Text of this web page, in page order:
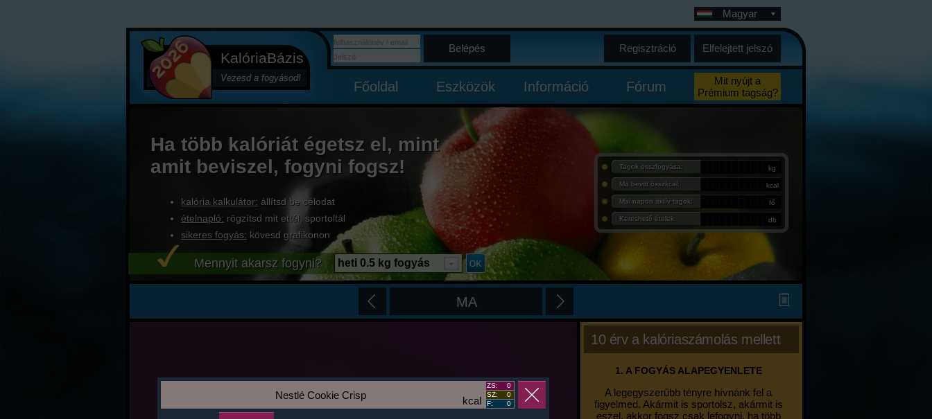
KalóriaBázis
Vezesd a fogyásod!
Magyar
Belépés Regisztráció Elfelejtett jelszó
Főoldal Eszközök Információ Fórum
Mit nyújt a
Prémium tagság?
Ha több kalóriát égetsz el, mint
amit beviszel, fogyni fogsz!
kalória kalkulátor: állítsd be célodat
ételnapló: rögzítsd mit ettél, sportoltál
sikeres fogyás: kövesd grafikonon
Tagok összfogyása: kg
Ma bevitt összkcal: kcal
Mai napon aktív tagok: fő
Kereshető ételek: db
Mennyit akarsz fogyni? heti 0.5 kg fogyás
MA
10 érv a kalóriaszámolás mellett
1. A FOGYÁS ALAPEGYENLETE
A legegyszerűbb tényre hívnánk fel a
figyelmed. Akármit is sportolsz, akármit is
eszel, akkor fogsz csak lefogyni, ha több
kcal
Nestlé Cookie Crisp
ZS:
0
SZ:
0
F:
0